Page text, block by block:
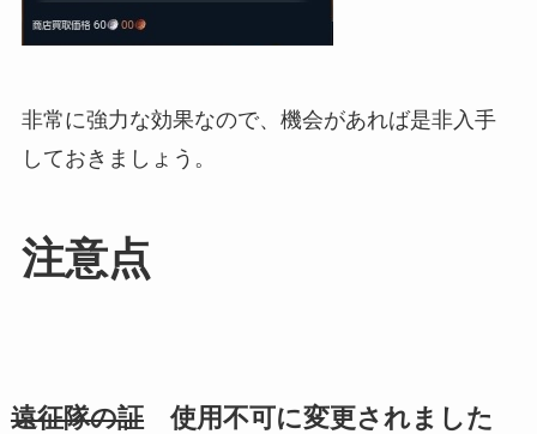
非常に強力な効果なので、機会があれば是非入手
しておきましょう。
注意点
遠征隊の証使用不可に変更されました